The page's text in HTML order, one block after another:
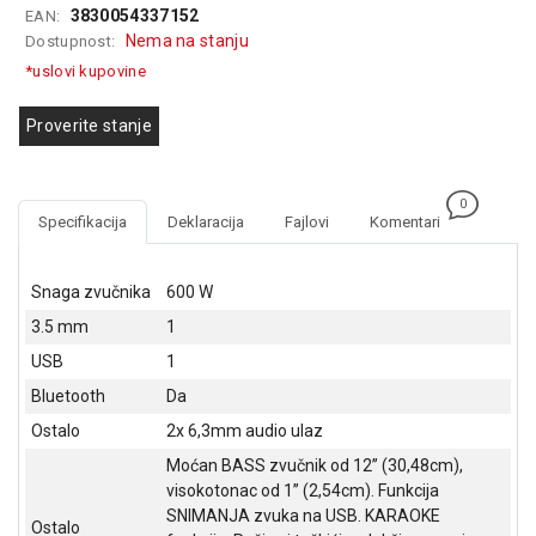
GAMING
EELEKTRO
MREŽNA
OPREMA
ŠTAMPAČI,
SKENERI I
FOTOKOPIRI
I KAMERE
VIDEO
EAN: 3830054337152
Dostupnost: Nema na stanju
*uslovi kupovine
Proverite stanje
Specifikacija Deklaracija Fajlovi Komentari
0
Snaga zvučnika
600 W
3.5 mm
1
USB
1
Bluetooth
Da
Ostalo
2x 6,3mm audio ulaz
Ostalo
Moćan BASS zvučnik od 12’’ (30,48cm),
visokotonac od 1’’ (2,54cm). Funkcija
SNIMANJA zvuka na USB. KARAOKE